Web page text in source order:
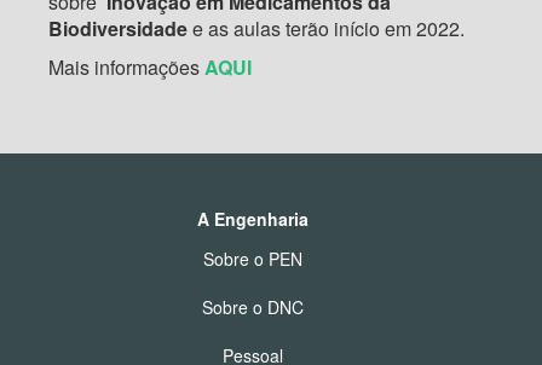
Biodiversidadee as aulas terão início em 2022.
Mais informaçõesAQUI
A Engenharia
Sobre o PEN
Sobre o DNC
Pessoal